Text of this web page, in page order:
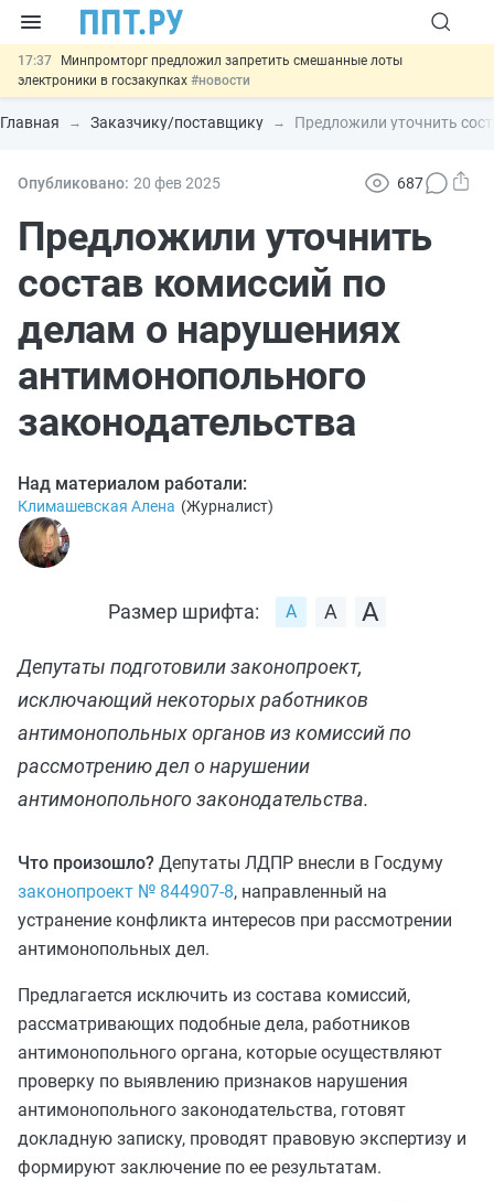
17:37
Минпромторг предложил запретить смешанные лоты
электроники в госзакупках #новости
17:13 Подписан указ об отмене спецрежима для вкладов физлиц из
недружественных стран#новости
15:51 МВД запускает автоматическое аннулирование патента
13:48
банковской гарантией#новости
Главная Заказчику/поставщику Предложили уточнить
Опубликовано: 20 фев2025 687
Предложили уточнить
состав комиссий по
делам о нарушениях
антимонопольного
законодательства
Над материалом работали:
Климашевская Алена (Журналист)
Размер шрифта:
Депутаты подготовили законопроект,
исключающий некоторых работников
антимонопольных органов из комиссий по
рассмотрению дел о нарушении
антимонопольного законодательства.
Что произошло? Депутаты ЛДПР внесли в Госдуму
законопроект № 844907-8, направленный на
устранение конфликта интересов при рассмотрении
антимонопольных дел.
Предлагается исключить из состава комиссий,
рассматривающих подобные дела, работников
антимонопольного органа, которые осуществляют
проверку по выявлению признаков нарушения
антимонопольного законодательства, готовят
докладную записку, проводят правовую экспертизу и
формируют заключение по ее результатам.